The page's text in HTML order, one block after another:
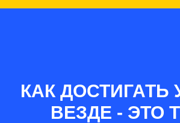
КАК ДОСТИГАТЬ
ВЕЗДЕ - ЭТО